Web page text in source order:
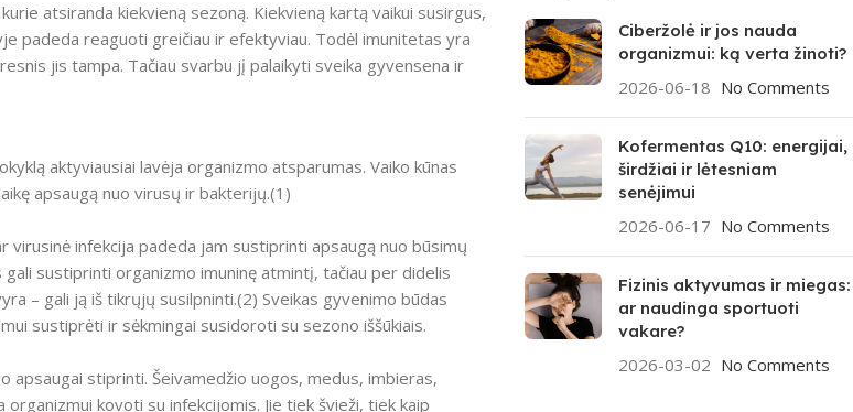
atsiranda kiekvieną sezoną. Kiekvieną kartą vaikui susirgus,
padeda reaguoti greičiau ir efektyviau. Todėl imunitetas yra
jis tampa. Tačiau svarbu jį palaikyti sveika gyvensena ir
aktyviausiai lavėja organizmo atsparumas. Vaiko kūnas
apsaugą nuo virusų ir bakterijų.(1)
infekcija padeda jam sustiprinti apsaugą nuo būsimų
sustiprinti organizmo imuninę atmintį, tačiau per didelis
– gali ją iš tikrųjų susilpninti.(2) Sveikas gyvenimo būdas
sustiprėti ir sėkmingai susidoroti su sezono iššūkiais.
apsaugai stiprinti. Šeivamedžio uogos, medus, imbieras,
kovoti su infekcijomis. Jie tiek švieži, tiek kaip
Pirkti
Ciberžolė ir jos nauda
organizmui: ką verta žinoti?
2026-06-18 No Comments
Kofermentas Q10: energijai,
širdžiai ir lėtesniam
senėjimui
2026-06-17 No Comments
Fizinis aktyvumas ir miegas:
ar naudinga sportuoti
vakare?
2026-03-02 No Comments